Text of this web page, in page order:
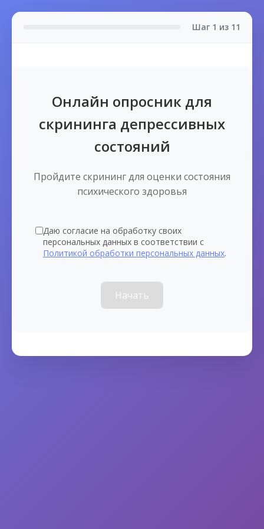
Шаг 1 из 11
Онлайн опросник для
скрининга депрессивных
состояний
Пройдите скрининг для оценки состояния
психического здоровья
Даю согласие на обработку своих
персональных данных в соответствии с
Политикой обработки персональных данных.
Начать